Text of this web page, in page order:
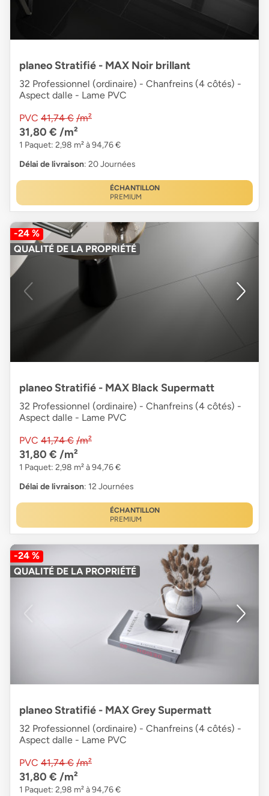
planeo Stratifié - MAX Noir brillant
32 Professionnel (ordinaire) - Chanfreins (4 côtés) -
Aspect dalle - Lame PVC
PVC 41,74 € /m²
31,80 € /m²
1 Paquet: 2,98 m² à 94,76 €
Délai de livraison: 20 Journées
ÉCHANTILLON
PREMIUM
-24 %
QUALITÉ DE LA PROPRIÉTÉ
planeo Stratifié - MAX Black Supermatt
32 Professionnel (ordinaire) - Chanfreins (4 côtés) -
Aspect dalle - Lame PVC
PVC 41,74 € /m²
31,80 € /m²
1 Paquet: 2,98 m² à 94,76 €
Délai de livraison: 12 Journées
ÉCHANTILLON
PREMIUM
-24 %
QUALITÉ DE LA PROPRIÉTÉ
planeo Stratifié - MAX Grey Supermatt
32 Professionnel (ordinaire) - Chanfreins (4 côtés) -
Aspect dalle - Lame PVC
PVC 41,74 € /m²
31,80 € /m²
1 Paquet: 2,98 m² à 94,76 €